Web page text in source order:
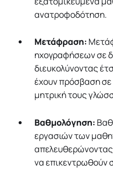
ανατροφοδότηση.
Μετάφραση:
ηχογραφήσεων σε
διευκολύνοντας
έχουν πρόσβαση σε
μητρική τους
Βαθμολόγηση:
εργασιών των
απελευθερώνοντας
να επικεντρωθούν